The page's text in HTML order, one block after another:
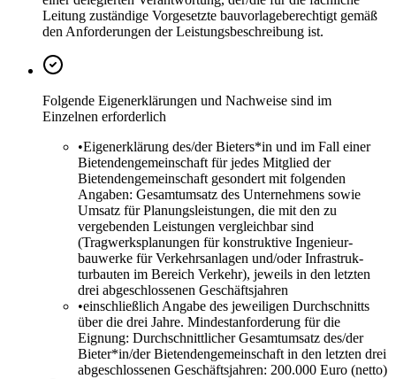
Leitung zuständige Vorgesetzte bauvorlageberechtigt gemäß
den Anforderungen der Leistungsbeschreibung ist.
Folgende Eigenerklärungen und Nachweise sind im
Einzelnen erforderlich
•Eigenerklärung des/der Bieters*in und im Fall einer
Bietendengemeinschaft für jedes Mitglied der
Bietendengemeinschaft gesondert mit folgenden
Angaben: Gesamtumsatz des Unternehmens sowie
Umsatz für Planungsleistungen, die mit den zu
vergebenden Leistungen vergleichbar sind
(Tragwerksplanungen für konstruktive Ingenieur-
bauwerke für Verkehrsanlagen und/oder Infrastruk-
turbauten im Bereich Verkehr), jeweils in den letzten
drei abgeschlossenen Geschäftsjahren
•einschließlich Angabe des jeweiligen Durchschnitts
über die drei Jahre. Mindestanforderung für die
Eignung: Durchschnittlicher Gesamtumsatz des/der
Bieter*in/der Bietendengemeinschaft in den letzten drei
abgeschlossenen Geschäftsjahren: 200.000 Euro (netto)